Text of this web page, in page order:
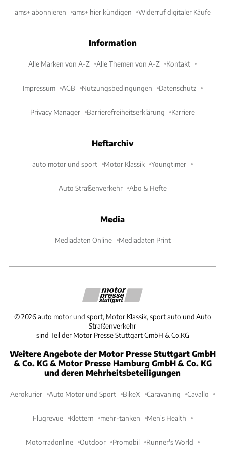
ams+ abonnieren ams+ hier kündigen Widerruf digitaler Käufe
Information
Alle Marken von A-Z Alle Themen von A-Z Kontakt
Impressum AGB Nutzungsbedingungen Datenschutz
Privacy Manager Barrierefreiheitserklärung Karriere
Heftarchiv
auto motor und sport Motor Klassik Youngtimer
Auto Straßenverkehr Abo & Hefte
Media
Mediadaten Online Mediadaten Print
©2026 auto motor und sport, Motor Klassik, sport auto und Auto
Straßenverkehr
sind Teil der Motor Presse Stuttgart GmbH & Co.KG
Weitere Angebote der Motor Presse Stuttgart GmbH
& Co. KG & Motor Presse Hamburg GmbH & Co. KG
und deren Mehrheitsbeteiligungen
Aerokurier Auto Motor und Sport BikeX Caravaning Cavallo
Flugrevue Klettern mehr-tanken Men's Health
Motorradonline Outdoor Promobil Runner's World